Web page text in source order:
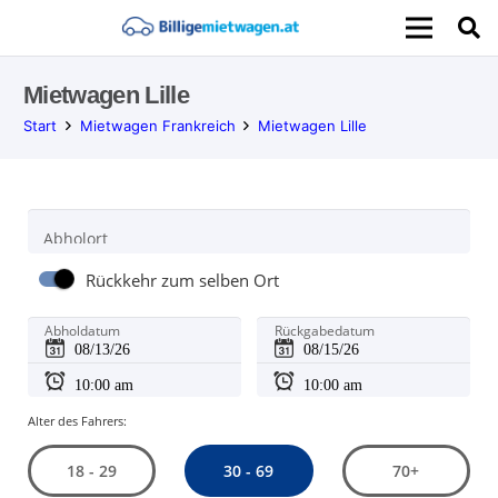
Mietwagen Lille
Start Mietwagen Frankreich Mietwagen Lille
Abholort
Rückkehr zum selben Ort
Abholdatum Rückgabedatum
Alter des Fahrers:
18 - 29 30 - 69 70+